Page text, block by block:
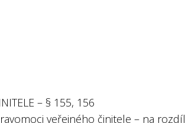
– § 155, 156
veřejného činitele – na rozdíl